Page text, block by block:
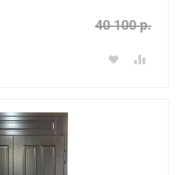
40 100 р.